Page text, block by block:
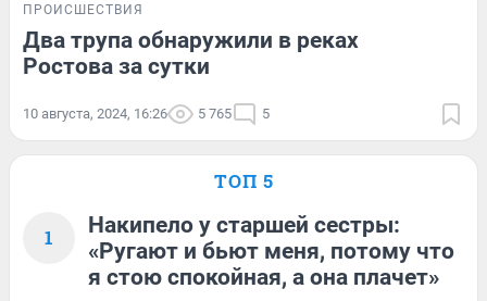
ПРОИСШЕСТВИЯ
Два трупа обнаружили в реках
Ростова за сутки
10 августа, 2024, 16:26 5 765 5
ТОП 5
1
Накипело у старшей сестры:
«Ругают и бьют меня, потому что
я стою спокойная, а она плачет»